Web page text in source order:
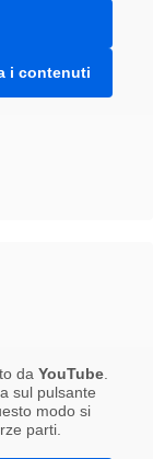
i contenuti
da YouTube
sul pulsante
modo si
parti.